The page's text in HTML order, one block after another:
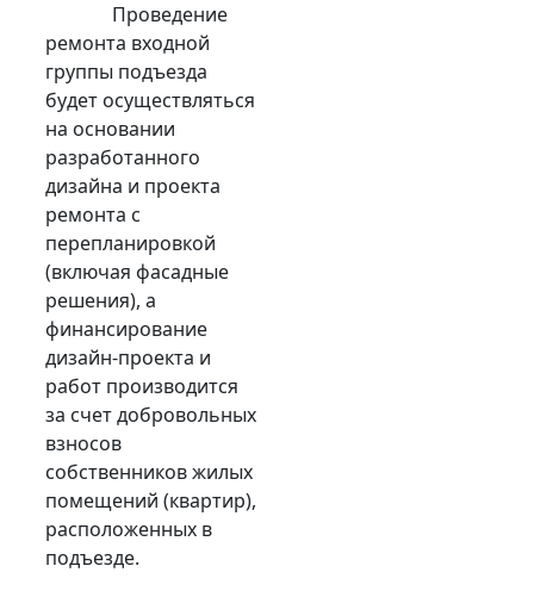
Проведение
ремонта входной
группы подъезда
будет осуществляться
на основании
разработанного
дизайна и проекта
ремонта с
перепланировкой
(включая фасадные
решения), а
финансирование
дизайн-проекта и
работ производится
за счет добровольных
взносов
собственников жилых
помещений (квартир),
расположенных в
подъезде.